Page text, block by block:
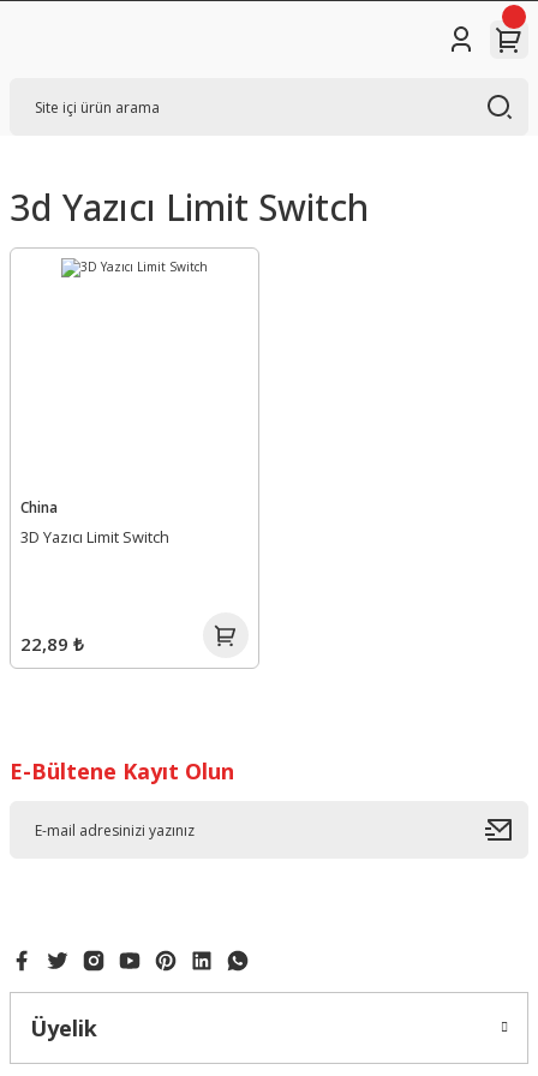
3d Yazıcı Limit Switch
China
3D Yazıcı Limit Switch
22,89 ₺
E-Bültene Kayıt Olun
Üyelik